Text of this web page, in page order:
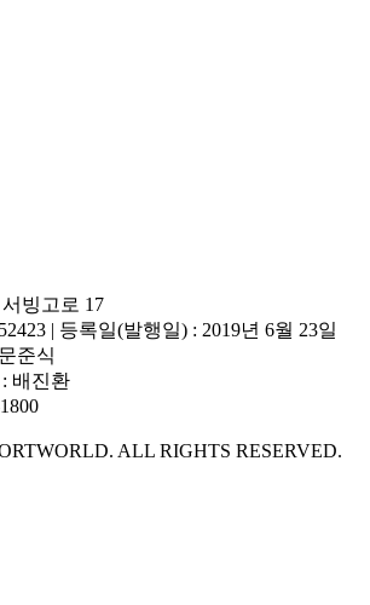
빙고로 17
| 등록일(발행일) : 2019년 6월 23일
준식
배진환
ALL RIGHTS RESERVED.